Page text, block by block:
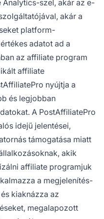
szel, akár az e-
akár a
platform-
adatot ad a
az affiliate program
affiliate
nyújtja a
és legjobban
A PostAffiliatePro
idejű jelentései,
támogatása miatt
akik
affiliate programjuk
a megjelenítés-
kiaknázza az
megalapozott